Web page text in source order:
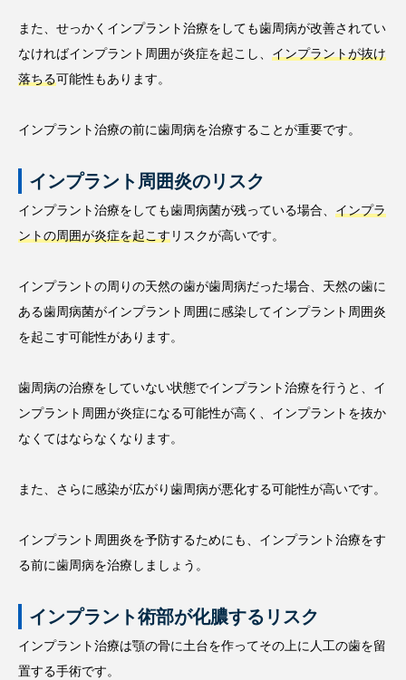
また、せっかくインプラント治療をしても歯周病が改善されてい
なければインプラント周囲が炎症を起こし、 インプラントが抜け
落ちる可能性もあります。
インプラント治療の前に歯周病を治療することが重要です。
インプラント周囲炎のリスク
インプラント治療をしても歯周病菌が残っている場合、 インプラ
ントの周囲が炎症を起こす リスクが高いです。
インプラントの周りの天然の歯が歯周病だった場合、天然の歯に
ある歯周病菌がインプラント周囲に感染してインプラント周囲炎
を起こす可能性があります。
歯周病の治療をしていない状態でインプラント治療を行うと、イ
ンプラント周囲が炎症になる可能性が高く、インプラントを抜か
なくてはならなくなります。
また、さらに感染が広がり歯周病が悪化する可能性が高いです。
インプラント周囲炎を予防するためにも、インプラント治療をす
る前に歯周病を治療しましょう。
インプラント術部が化膿するリスク
インプラント治療は顎の骨に土台を作ってその上に人工の歯を留
置する手術です。